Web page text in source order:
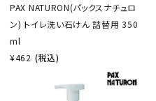
PAX NATURON(パックスナチュロ
ン) トイレ洗い石けん 詰替用 350
ml
¥462 (税込)